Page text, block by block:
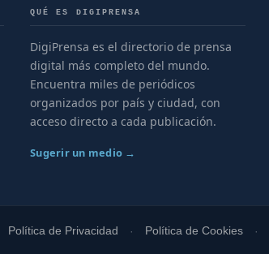
QUÉ ES DIGIPRENSA
DigiPrensa es el directorio de prensa
digital más completo del mundo.
Encuentra miles de periódicos
organizados por país y ciudad, con
acceso directo a cada publicación.
Sugerir un medio →
Política de Privacidad Política de Cookies